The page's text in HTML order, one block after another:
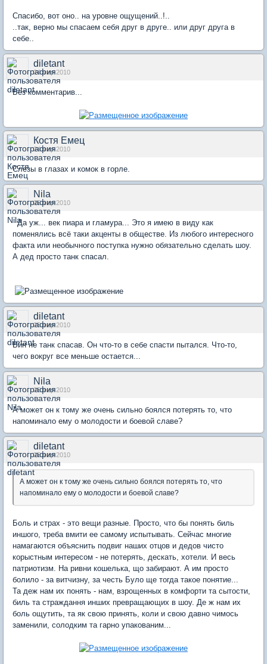
Спасибо, вот оно.. на уровне ощущений..!..
..так, верно мы спасаем себя друг в друге.. или друг друга в
себе..
diletant
24 мар 2010
Без комментарив...
Костя Емец
24 мар 2010
Слезы в глазах и комок в горле.
Nila
25 мар 2010
Да уж... век пиара и гламура... Это я имею в виду как
поменялись всё таки акценты в обществе. Из любого интересного
факта или необычного поступка нужно обязательно сделать шоу.
А дед просто танк спасал.
diletant
25 мар 2010
Вин не танк спасав. Он что-то в себе спасти пытался. Что-то,
чего вокруг все меньше остается...
Nila
25 мар 2010
А может он к тому же очень сильно боялся потерять то, что
напоминало ему о молодости и боевой славе?
diletant
25 мар 2010
А может он к тому же очень сильно боялся потерять то, что
напоминало ему о молодости и боевой славе?
Боль и страх - это вещи разные. Просто, что бы понять биль
иншого, треба вмити ее самому испытывать. Сейчас многие
намагаются объяснить подвиг наших отцов и дедов чисто
корыстным интересом - не потерять, дескать, хотели. И весь
патриотизм. На ривни кошелька, що забирают. А им просто
болило - за витчизну, за честь Було ще тогда такое понятие...
Та деж нам их понять - нам, взрощенных в комфорти та сытости,
биль та страждання инших превращающих в шоу. Де ж нам их
боль ощутить, та як свою принять, коли и свою давно чимось
заменили, солодким та гарно упакованим...